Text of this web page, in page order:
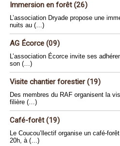
Immersion en forêt (26)
L’association Dryade propose une
nuits au (…)
AG Écorce (09)
L’association Écorce invite ses
son (…)
Visite chantier forestier (19)
Des membres du RAF organisent la
filière (…)
Café-forêt (19)
Le Coucou’llectif organise un café-
20h, à (…)